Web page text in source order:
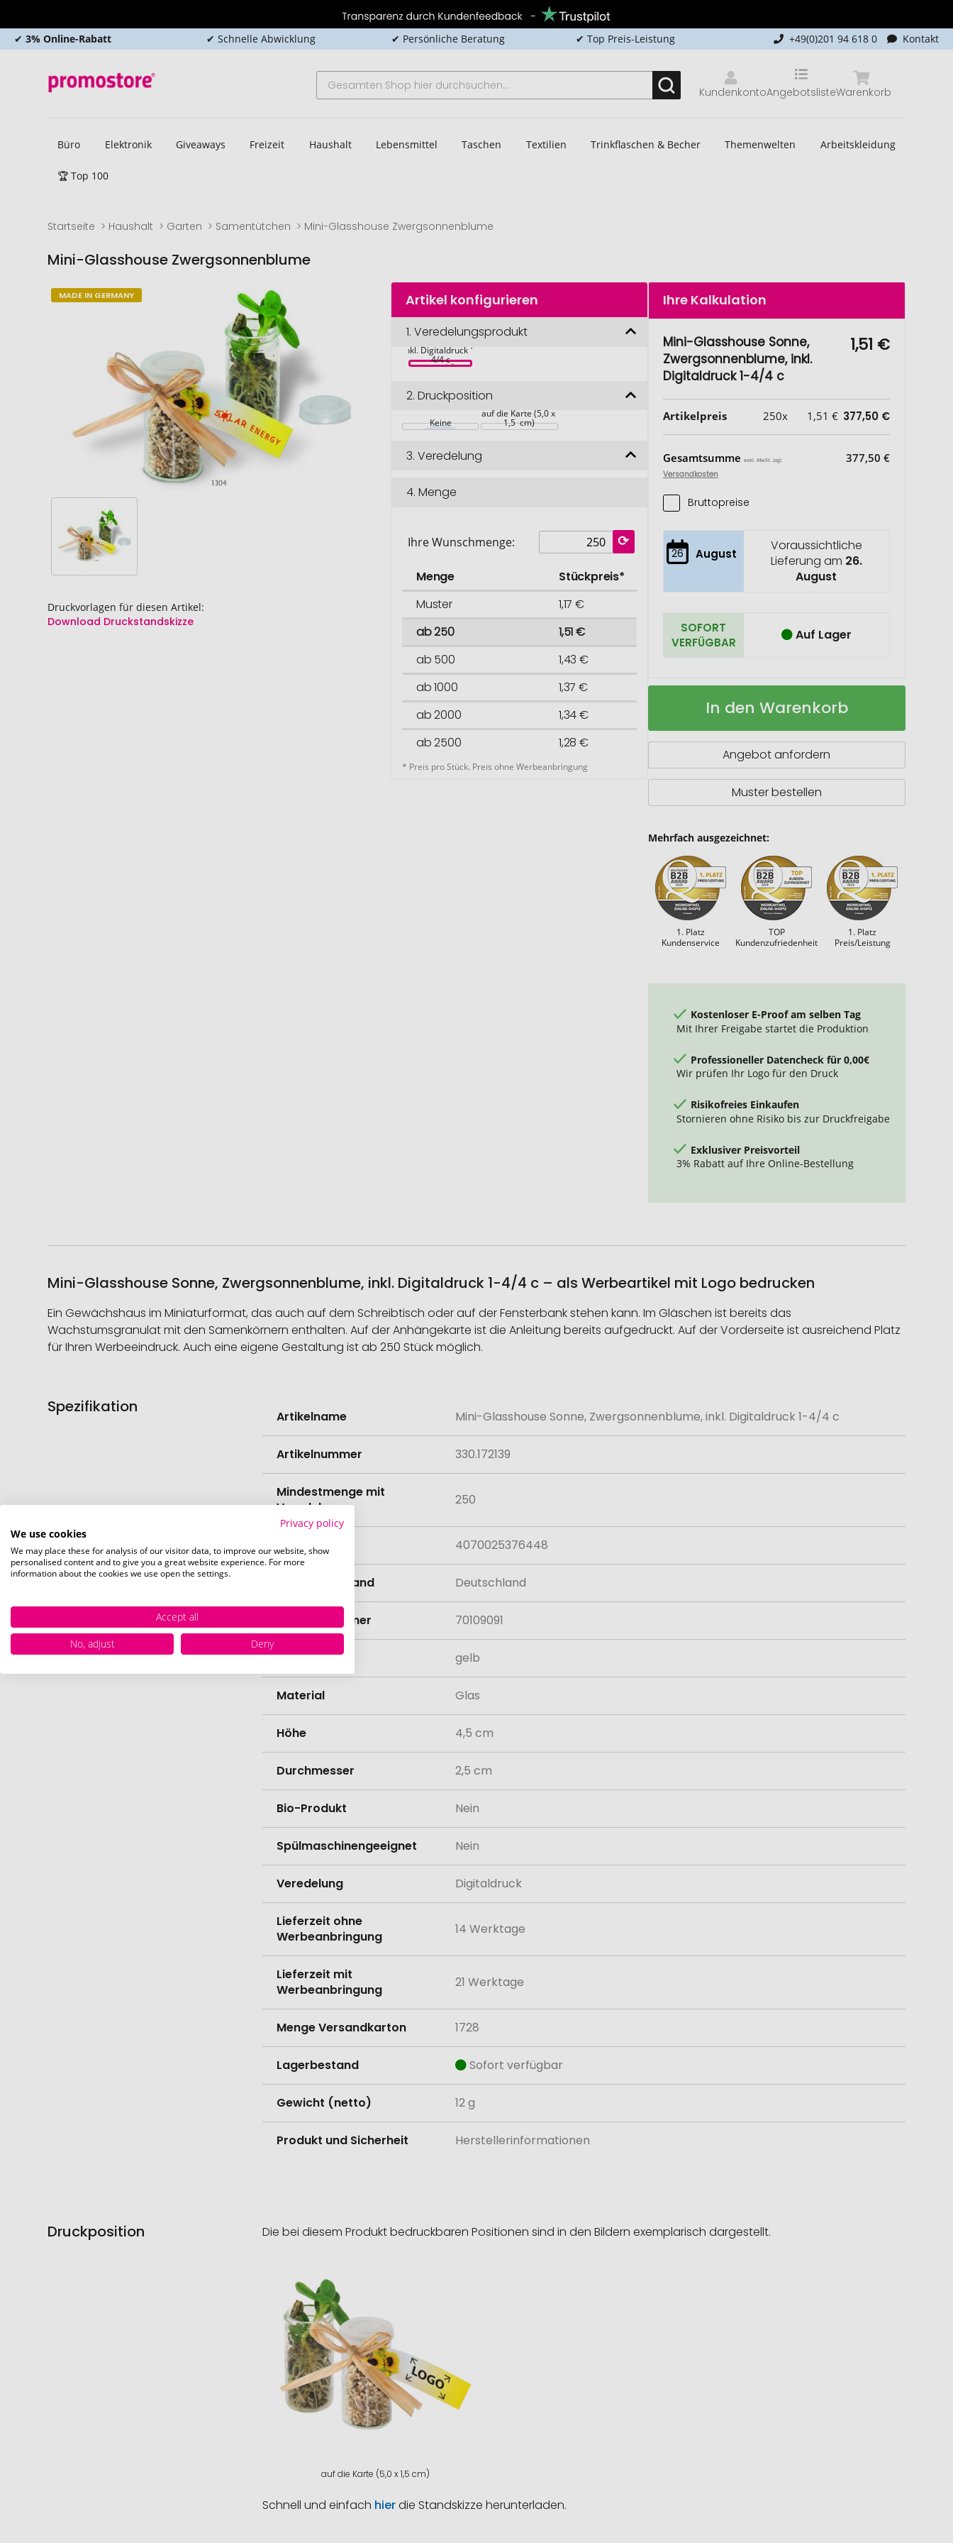
✔ 3% Online-Rabatt ✔ Schnelle Abwicklung ✔ Persönliche Beratung ✔ Top Preis-Leistung +49(0)201 94 618 0 Kontakt
Kundenkonto Warenkorb
Angebotsliste
Büro Elektronik Giveaways Freizeit Haushalt Lebensmittel Taschen Textilien Trinkflaschen & Becher Themenwelten Arbeitskleidung
🏆 Top 100
Startseite Haushalt Garten Samentütchen Mini-Glasshouse Zwergsonnenblume
Mini-Glasshouse Zwergsonnenblume
Zum
Ende
Druckvorlagen für diesen Artikel:
Download Druckstandskizze
Zum
Anfang
MADE IN GERMANY Artikel konfigurieren
1.Veredelungsprodukt
Sonne,
Zwergsonnenblume,
inkl. Digitaldruck 1-
4/4 c
2.Druckposition
Keine
auf die Karte (5,0 x
1,5  cm)
3.Veredelung
4.Menge
Ihre Wunschmenge:
Menge
Stückpreis*
Muster
1,17 €
ab 250
1,51 €
ab 500
1,43 €
ab 1000
1,37 €
ab 2000
1,34 €
ab 2500
1,28 €
* Preis pro Stück. Preis ohne Werbeanbringung
Ihre Kalkulation
Mini-Glasshouse Sonne,
Zwergsonnenblume, inkl.
Digitaldruck 1-4/4 c
1,51 €
Artikelpreis 250x 1,51 € 377,50 €
Gesamtsumme exkl. MwSt. zzgl.
Versandkosten
377,50 €
Bruttopreise
26 August
Voraussichtliche
Lieferung am 26.
August
SOFORT
VERFÜGBAR
Auf Lager
Mini-
Auf
In den Warenkorb
Angebot anfordern
Muster bestellen
Mehrfach ausgezeichnet:
1. Platz
Kundenservice
TOP
Kundenzufriedenheit
1. Platz
Preis/Leistung
Kostenloser E-Proof am selben Tag
Mit Ihrer Freigabe startet die Produktion
Professioneller Datencheck für 0,00€
Wir prüfen Ihr Logo für den Druck
Risikofreies Einkaufen
Stornieren ohne Risiko bis zur Druckfreigabe
Exklusiver Preisvorteil
3% Rabatt auf Ihre Online-Bestellung
Mini-Glasshouse Sonne, Zwergsonnenblume, inkl. Digitaldruck 1-4/4 c – als Werbeartikel mit Logo bedrucken
Ein Gewächshaus im Miniaturformat, das auch auf dem Schreibtisch oder auf der Fensterbank stehen kann. Im Gläschen ist bereits das
Wachstumsgranulat mit den Samenkörnern enthalten. Auf der Anhängekarte ist die Anleitung bereits aufgedruckt. Auf der Vorderseite ist ausreichend Platz
für Ihren Werbeeindruck. Auch eine eigene Gestaltung ist ab 250 Stück möglich.
Spezifikation
Informationen
Artikelname Mini-Glasshouse Sonne, Zwergsonnenblume, inkl. Digitaldruck 1-4/4 c
Artikelnummer 330.172139
Mindestmenge mit
Veredelung
250
EAN 4070025376448
Herstellungsland Deutschland
Zolltarifnummer 70109091
Farbe gelb
Material Glas
Höhe 4,5 cm
Durchmesser 2,5 cm
Bio-Produkt Nein
Spülmaschinengeeignet Nein
Veredelung Digitaldruck
Lieferzeit ohne
Werbeanbringung
14 Werktage
Lieferzeit mit
Werbeanbringung
21 Werktage
Menge Versandkarton 1728
Lagerbestand Sofort verfügbar
Gewicht (netto) 12 g
Produkt und Sicherheit Herstellerinformationen
Druckposition Die bei diesem Produkt bedruckbaren Positionen sind in den Bildern exemplarisch dargestellt.
auf die Karte (5,0 x 1,5 cm)
Schnell und einfach hierdie Standskizze herunterladen.
Privacy policy
We use cookies
We may place these for analysis of our visitor data, to improve our website, show
personalised content and to give you a great website experience. For more
information about the cookies we use open the settings.
Accept all
No, adjust
Deny